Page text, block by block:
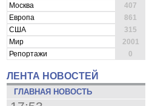
Москва
407
Европа
861
США
315
Мир
2001
Репортажи
0
ЛЕНТА НОВОСТЕЙ
ГЛАВНАЯ НОВОСТЬ